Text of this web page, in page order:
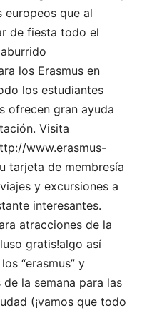
europeos que al
de fiesta todo el
los Erasmus en
los estudiantes
ofrecen gran ayuda
Visita
www.erasmus-
tarjeta de membresía
y excursiones a
interesantes.
atracciones de la
gratis!algo así
“erasmus” y
la semana para las
(¡vamos que todo